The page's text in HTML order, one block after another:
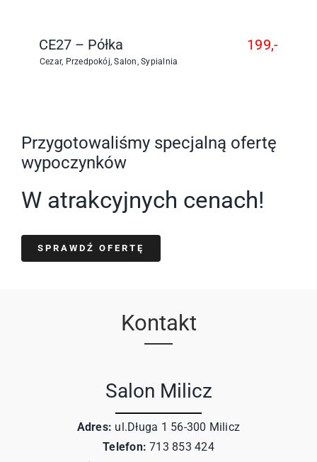
CE27 – Półka
Cezar, Przedpokój,Salon,Sypialnia
199,-
Przygotowaliśmy specjalną ofertę
wypoczynków
W atrakcyjnych cenach!
SPRAWDŹ OFERTĘ
Kontakt
Salon Milicz
Adres: ul.Długa 1 56-300 Milicz
Telefon: 713 853 424